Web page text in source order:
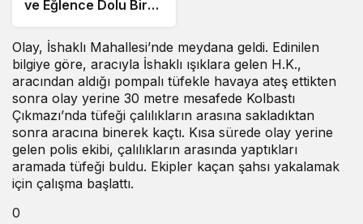
ve Eğlence Dolu Bir
Olay, İshaklı Mahallesi’nde meydana geldi. Edinilen
bilgiye göre, aracıyla İshaklı ışıklara gelen H.K.,
aracından aldığı pompalı tüfekle havaya ateş ettikten
sonra olay yerine 30 metre mesafede Kolbastı
Çıkmazı’nda tüfeği çalılıkların arasına sakladıktan
sonra aracına binerek kaçtı. Kısa sürede olay yerine
gelen polis ekibi, çalılıkların arasında yaptıkları
aramada tüfeği buldu. Ekipler kaçan şahsı yakalamak
için çalışma başlattı.
0